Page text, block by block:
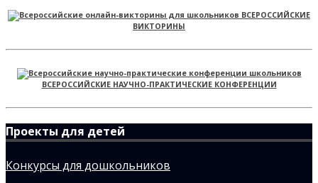
ВСЕРОССИЙСКИЕ
ВИКТОРИНЫ
ВСЕРОССИЙСКИЕ НАУЧНО-ПРАКТИЧЕСКИЕ КОНФЕРЕНЦИИ
Проекты для детей
Конкурсы для дошкольников